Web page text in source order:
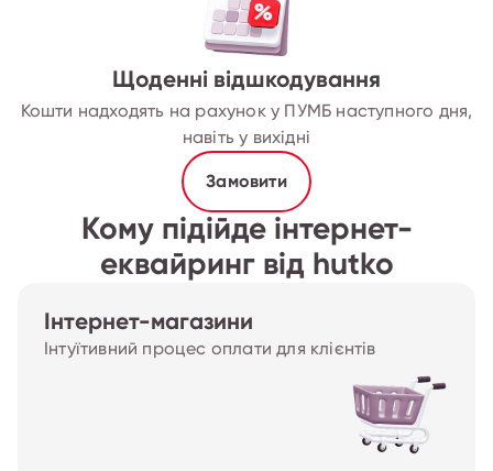
Щоденні відшкодування
Кошти надходять на рахунок у ПУМБ наступного дня,
навіть у вихідні
Замовити
Кому підійде інтернет-
еквайринг від hutko
Інтернет-магазини
Інтуїтивний процес оплати для клієнтів